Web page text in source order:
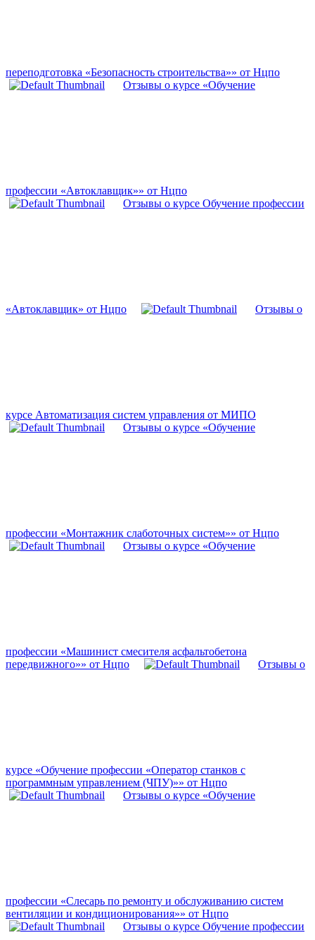
переподготовка «Безопасность строительства»» от Нцпо
Отзывы о курсе «Обучение
профессии «Автоклавщик»» от Нцпо
Отзывы о курсе Обучение профессии
«Автоклавщик» от Нцпо Отзывы о
курсе Автоматизация систем управления от МИПО
Отзывы о курсе «Обучение
профессии «Монтажник слаботочных систем»» от Нцпо
Отзывы о курсе «Обучение
профессии «Машинист смесителя асфальтобетона
передвижного»» от Нцпо
Отзывы о
курсе «Обучение профессии «Оператор станков с
программным управлением (ЧПУ)»» от Нцпо
Отзывы о курсе «Обучение
профессии «Слесарь по ремонту и обслуживанию систем
вентиляции и кондиционирования»» от Нцпо
Отзывы о курсе Обучение профессии